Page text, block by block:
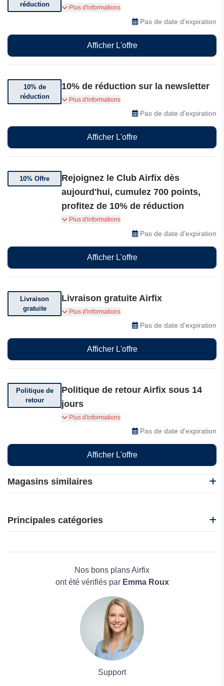
Magasins similaires
Animojo
Wonder Artwork
Eleanos Gallery
Principales catégories
Nos bons plans Airfix
ont été vérifiés par Emma Roux
Support
réduction
Bénéficiez jusqu'à 20% de réduction sur une
sélection de produits Airfix.
Plus d'informations
Pas de date d'expiration
Afficher L'offre
10% de
réduction
10% de réduction sur la newsletter
Abonnez-vous et bénéficiez de 10% de
réduction sur votre commande
Plus d'informations
Pas de date d'expiration
Afficher L'offre
10% Offre
Rejoignez le Club Airfix dès
aujourd'hui, cumulez 700 points,
profitez de 10% de réduction
Rejoignez le Club Airfix dès aujourd'hui, cumulez
700 points, profitez de 10% de réduction sur
toutes vos commandes et recevez des kits
exclusifs et le double de points hobby !
Plus d'informations
Pas de date d'expiration
Afficher L'offre
Livraison
gratuite
Livraison gratuite Airfix
Livraison gratuite dès 40£ d'achat
Plus d'informations
Pas de date d'expiration
Afficher L'offre
Politique de
retour
Politique de retour Airfix sous 14
jours
Vous pouvez retourner votre commande sous 14
jours à compter de la date d'achat d'Airfix.
Plus d'informations
Pas de date d'expiration
Afficher L'offre